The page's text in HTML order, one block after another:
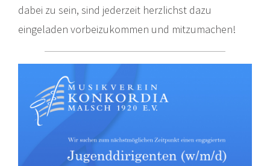
dabei zu sein, sind jederzeit herzlichst dazu
eingeladen vorbeizukommen und mitzumachen!